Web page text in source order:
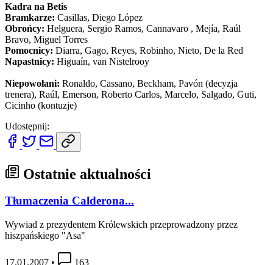
Kadra na Betis
Bramkarze: Casillas, Diego López
Obrońcy: Helguera, Sergio Ramos, Cannavaro , Mejía, Raúl
Bravo, Miguel Torres
Pomocnicy: Diarra, Gago, Reyes, Robinho, Nieto, De la Red
Napastnicy: Higuaín, van Nistelrooy
Niepowołani: Ronaldo, Cassano, Beckham, Pavón (decyzja
trenera), Raúl, Emerson, Roberto Carlos, Marcelo, Salgado, Guti,
Cicinho (kontuzje)
Udostępnij:
Ostatnie aktualności
Tłumaczenia Calderona...
Wywiad z prezydentem Królewskich przeprowadzony przez
hiszpańskiego "Asa"
17.01.2007 • 163